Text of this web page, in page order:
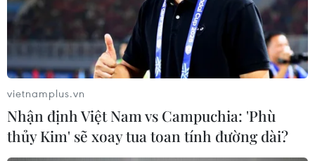
vietnamplus.vn
Nhận định Việt Nam vs Campuchia: 'Phù
thủy Kim' sẽ xoay tua toan tính đường dài?